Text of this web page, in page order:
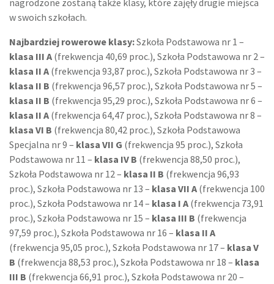
w swoich szkołach.
Najbardziej rowerowe klasy:Szkoła Podstawowa nr 1 –
klasa III A (frekwencja 40,69 proc.), Szkoła Podstawowa nr 2 –
klasa II A (frekwencja 93,87 proc.), Szkoła Podstawowa nr 3 –
klasa II B (frekwencja 96,57 proc.), Szkoła Podstawowa nr 5 –
klasa II B (frekwencja 95,29 proc.), Szkoła Podstawowa nr 6 –
klasa II A (frekwencja 64,47 proc.), Szkoła Podstawowa nr 8 –
klasa VI B (frekwencja 80,42 proc.), Szkoła Podstawowa
Specjalna nr 9 – klasa VII G (frekwencja 95 proc.), Szkoła
Podstawowa nr 11 – klasa IV B (frekwencja 88,50 proc.),
Szkoła Podstawowa nr 12 – klasa II B (frekwencja 96,93
proc.), Szkoła Podstawowa nr 13 – klasa VII A (frekwencja 100
proc.), Szkoła Podstawowa nr 14 – klasa I A (frekwencja 73,91
proc.), Szkoła Podstawowa nr 15 – klasa III B (frekwencja
97,59 proc.), Szkoła Podstawowa nr 16 – klasa II A
(frekwencja 95,05 proc.), Szkoła Podstawowa nr 17 – klasa V
B (frekwencja 88,53 proc.), Szkoła Podstawowa nr 18 – klasa
III B (frekwencja 66,91 proc.), Szkoła Podstawowa nr 20 –